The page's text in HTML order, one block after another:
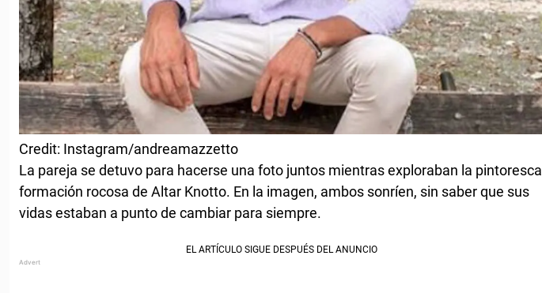
Credit: Instagram/andreamazzetto
La pareja se detuvo para hacerse una foto juntos mientras exploraban la pintoresca
formación rocosa de Altar Knotto. En la imagen, ambos sonríen, sin saber que sus
vidas estaban a punto de cambiar para siempre.